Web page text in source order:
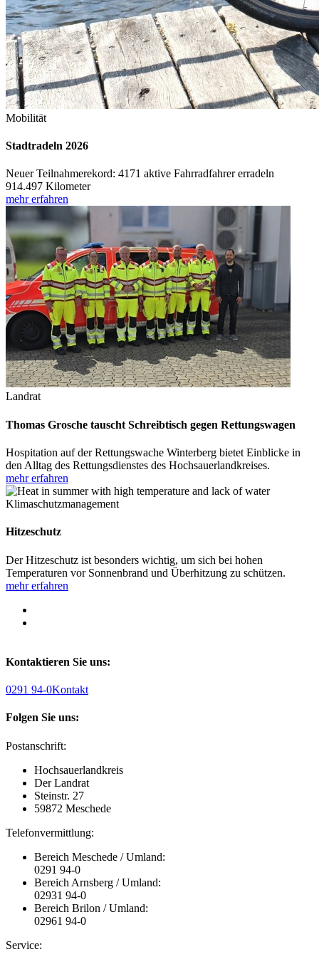
Mobilität
Stadtradeln 2026
Neuer Teilnahmerekord: 4171 aktive Fahrradfahrer erradeln
914.497 Kilometer
mehr erfahren
Landrat
Thomas Grosche tauscht Schreibtisch gegen Rettungswagen
Hospitation auf der Rettungswache Winterberg bietet Einblicke in
den Alltag des Rettungsdienstes des Hochsauerlandkreises.
mehr erfahren
Klimaschutzmanagement
Hitzeschutz
Der Hitzeschutz ist besonders wichtig, um sich bei hohen
Temperaturen vor Sonnenbrand und Überhitzung zu schützen.
mehr erfahren
Kontaktieren Sie uns:
0291 94-0Kontakt
Folgen Sie uns:
Postanschrift:
Hochsauerlandkreis
Der Landrat
Steinstr. 27
59872 Meschede
Telefonvermittlung:
Bereich Meschede / Umland:
0291 94-0
Bereich Arnsberg / Umland:
02931 94-0
Bereich Brilon / Umland:
02961 94-0
Service: